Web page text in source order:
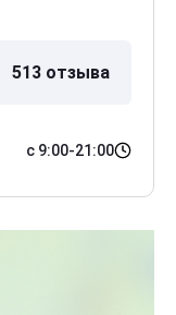
513 отзыва
с 9:00-21:00